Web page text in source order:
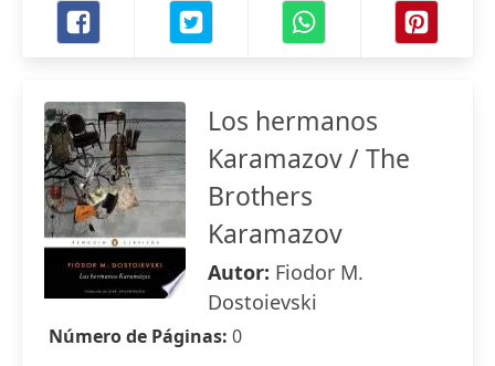
Los hermanos
Karamazov / The
Brothers
Karamazov
Autor: Fiodor M.
Dostoievski
Número de Páginas: 0